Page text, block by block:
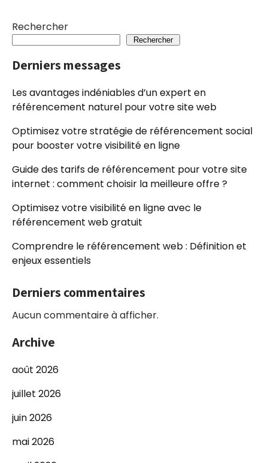
Rechercher
Rechercher
Derniers messages
Les avantages indéniables d’un expert en
référencement naturel pour votre site web
Optimisez votre stratégie de référencement social
pour booster votre visibilité en ligne
Guide des tarifs de référencement pour votre site
internet : comment choisir la meilleure offre ?
Optimisez votre visibilité en ligne avec le
référencement web gratuit
Comprendre le référencement web : Définition et
enjeux essentiels
Derniers commentaires
Aucun commentaire à afficher.
Archive
août 2026
juillet 2026
juin 2026
mai 2026